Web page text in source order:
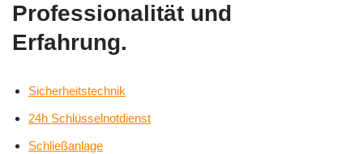
Professionalität und
Erfahrung.
Sicherheitstechnik
24h Schlüsselnotdienst
Schließanlage